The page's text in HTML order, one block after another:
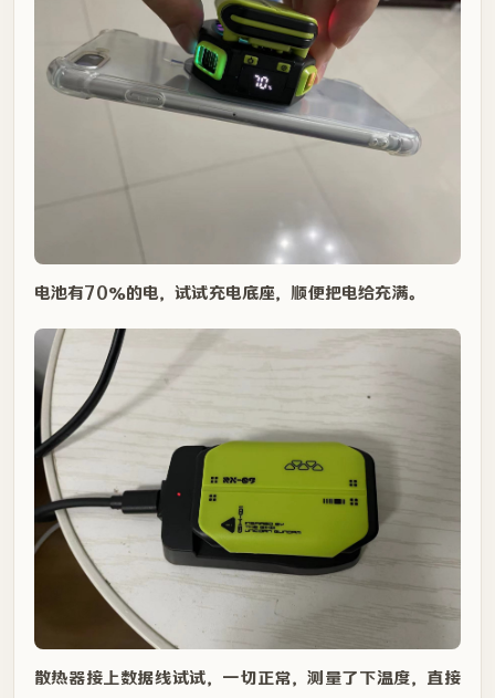
电池有70%的电，试试充电底座，顺便把电给充满。
散热器接上数据线试试，一切正常，测量了下温度，直接